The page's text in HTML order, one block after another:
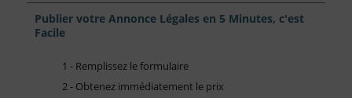
Publier votre Annonce Légales en 5 Minutes, c'est
Facile
1 - Remplissez le formulaire
2 - Obtenez immédiatement le prix